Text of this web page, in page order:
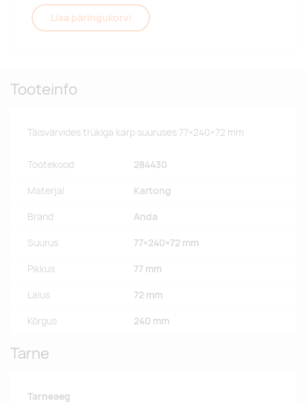
Lisa päringukorvi
Tooteinfo
Täisvärvides trükiga karp suuruses 77×240×72 mm
Tootekood 284430
Materjal Kartong
Bränd Anda
Suurus 77×240×72 mm
Pikkus 77 mm
Laius 72 mm
Kõrgus 240 mm
Tarne
Tarneaeg